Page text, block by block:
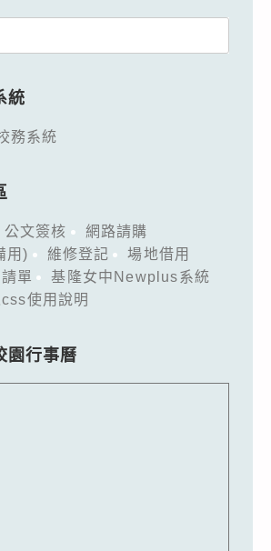
統
務系統
公文簽核
網路請購
用)
維修登記
場地借用
單
基隆女中Newplus系統
使用說明
園行事曆